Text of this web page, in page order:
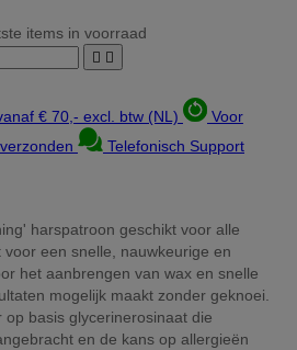
items in voorraad
 
€ 70,- excl. btw (NL)
Voor
Telefonisch Support
harspatroon geschikt voor alle
een snelle, nauwkeurige en
het aanbrengen van wax en snelle
mogelijk maakt zonder geknoei.
basis glycerinerosinaat die
en de kans op allergieën